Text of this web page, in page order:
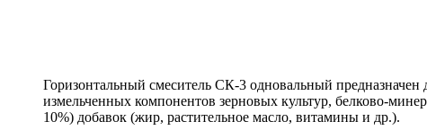
Горизонтальный смеситель СК-3 одновальный предназначен
измельченных компонентов зерновых культур, белково-
10%) добавок (жир, растительное масло, витамины и др.).